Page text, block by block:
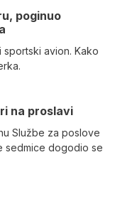
poginuo
avion. Kako
na proslavi
Službe za poslove
sedmice dogodio se